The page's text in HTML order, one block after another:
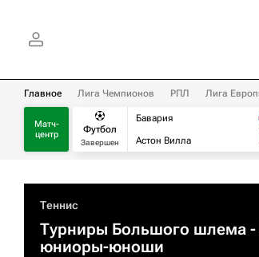
Главное Лига Чемпионов РПЛ Лига
Матч-
центр
Футбол
Завершен
Бавария
Астон Вилла
Теннис
Турниры Большого шлема -
юниоры-юноши